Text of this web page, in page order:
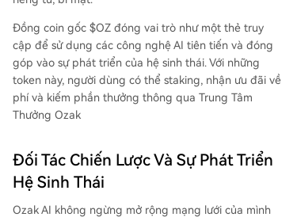
Đồng coin gốc $OZ đóng vai trò như một thẻ truy
cập để sử dụng các công nghệ AI tiên tiến và đóng
góp vào sự phát triển của hệ sinh thái. Với những
token này, người dùng có thể staking, nhận ưu đãi về
phí và kiếm phần thưởng thông qua Trung Tâm
Thưởng Ozak
Đối Tác Chiến Lược Và Sự Phát Triển
Hệ Sinh Thái
Ozak AI không ngừng mở rộng mạng lưới của mình